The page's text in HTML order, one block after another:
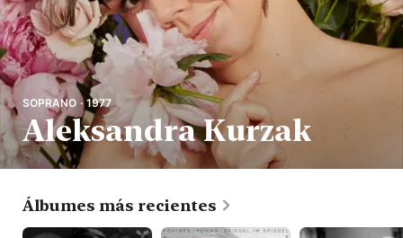
SOPRANO · 1977
Aleksandra Kurzak
Álbumes más recientes